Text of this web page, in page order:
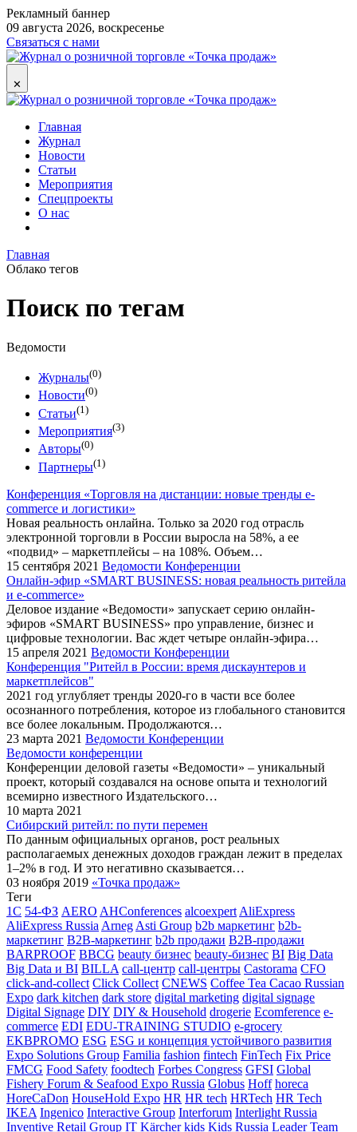
Рекламный баннер
09 августа 2026, воскресенье
Связаться с нами
✕
Главная
Журнал
Новости
Статьи
Мероприятия
Спецпроекты
О нас
Главная
Облако тегов
Поиск по тегам
Ведомости
Журналы(0)
Новости(0)
Статьи(1)
Мероприятия(3)
Авторы(0)
Партнеры(1)
Конференция «Торговля на дистанции: новые тренды e-
commerce и логистики»
Новая реальность онлайна. Только за 2020 год отрасль
электронной торговли в России выросла на 58%, а ее
«подвид» – маркетплейсы – на 108%. Объем…
15 сентября 2021 Ведомости Конференции
Онлайн-эфир «SMART BUSINESS: новая реальность ритейла
и e-commerce»
Деловое издание «Ведомости» запускает серию онлайн-
эфиров «SMART BUSINESS» про управление, бизнес и
цифровые технологии. Вас ждет четыре онлайн-эфира…
15 апреля 2021 Ведомости Конференции
Конференция "Ритейл в России: время дискаунтеров и
маркетплейсов"
2021 год углубляет тренды 2020-го в части все более
осознанного потребления, которое из глобального становится
все более локальным. Продолжаются…
23 марта 2021 Ведомости Конференции
Ведомости конференции
Конференции деловой газеты «Ведомости» – уникальный
проект, который создавался на основе опыта и технологий
всемирно известного Издательского…
10 марта 2021
Сибирский ритейл: по пути перемен
По данным официальных органов, рост реальных
располагаемых денежных доходов граждан лежит в пределах
1–2% в год. И это не­гативно сказывается…
03 ноября 2019 «Точка продаж»
Теги
1С 54-ФЗ AERO AHConferences alcoexpert AliExpress
AliExpress Russia Arneg Asti Group b2b маркетинг b2b-
маркетинг B2B-маркетинг b2b продажи B2B-продажи
BARPROOF BBCG beauty бизнес beauty-бизнес BI Big Data
Big Data и BI BILLA call-центр call-центры Castorama CFO
click-and-collect Click Collect CNEWS Coffee Tea Cacao Russian
Expo dark kitchen dark store digital marketing digital signage
Digital Signage DIY DIY & Household drogerie Ecomference e-
commerce EDI EDU-TRAINING STUDIO e-grocery
EKBPROMO ESG ESG и концепция устойчивого развития
Expo Solutions Group Familia fashion fintech FinTech Fix Price
FMCG Food Safety foodtech Forbes Congress GFSI Global
Fishery Forum & Seafood Expo Russia Globus Hoff horeca
HoreCaDon HouseHold Expo HR HR tech HRTech HR Tech
IKEA Ingenico Interactive Group Interforum Interlight Russia
Inventive Retail Group IT Kärcher kids Kids Russia Leader Team